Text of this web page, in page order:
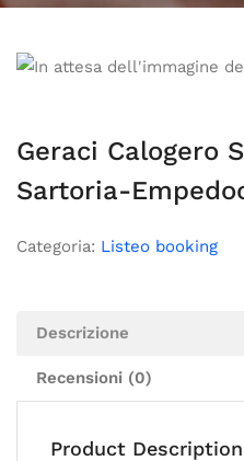
Geraci Calogero
Sartoria-
Categoria: Listeo booking
Descrizione
Recensioni (0)
Product Description